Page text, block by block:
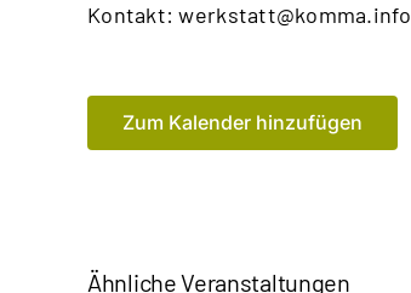
Kontakt:werkstatt@komma.info
Zum Kalender hinzufügen
Ähnliche Veranstaltungen